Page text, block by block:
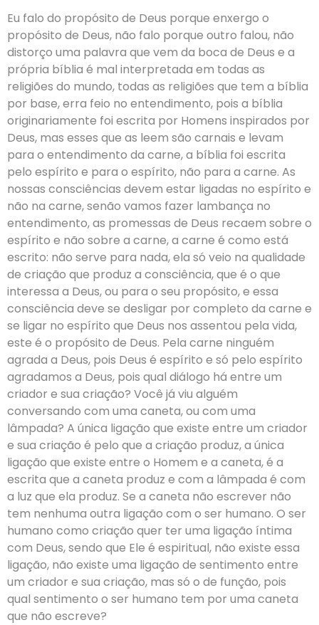
Eu falo do propósito de Deus porque enxergo o
propósito de Deus, não falo porque outro falou, não
distorço uma palavra que vem da boca de Deus e a
própria bíblia é mal interpretada em todas as
religiões do mundo, todas as religiões que tem a bíblia
por base, erra feio no entendimento, pois a bíblia
originariamente foi escrita por Homens inspirados por
Deus, mas esses que as leem são carnais e levam
para o entendimento da carne, a bíblia foi escrita
pelo espírito e para o espírito, não para a carne. As
nossas consciências devem estar ligadas no espírito e
não na carne, senão vamos fazer lambança no
entendimento, as promessas de Deus recaem sobre o
espírito e não sobre a carne, a carne é como está
escrito: não serve para nada, ela só veio na qualidade
de criação que produz a consciência, que é o que
interessa a Deus, ou para o seu propósito, e essa
consciência deve se desligar por completo da carne e
se ligar no espírito que Deus nos assentou pela vida,
este é o propósito de Deus. Pela carne ninguém
agrada a Deus, pois Deus é espírito e só pelo espírito
agradamos a Deus, pois qual diálogo há entre um
criador e sua criação? Você já viu alguém
conversando com uma caneta, ou com uma
lâmpada? A única ligação que existe entre um criador
e sua criação é pelo que a criação produz, a única
ligação que existe entre o Homem e a caneta, é a
escrita que a caneta produz e com a lâmpada é com
a luz que ela produz. Se a caneta não escrever não
tem nenhuma outra ligação com o ser humano. O ser
humano como criação quer ter uma ligação íntima
com Deus, sendo que Ele é espiritual, não existe essa
ligação, não existe uma ligação de sentimento entre
um criador e sua criação, mas só o de função, pois
qual sentimento o ser humano tem por uma caneta
que não escreve?